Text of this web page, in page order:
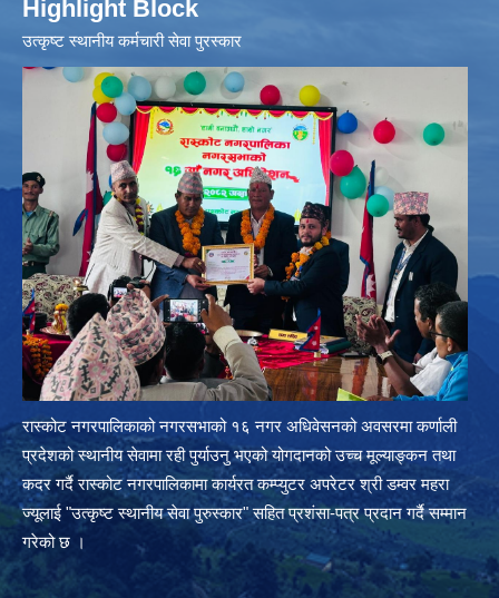
Highlight Block
उत्‍कृष्ट स्थानीय कर्मचारी सेवा पुरस्कार
रास्कोट नगरपालिकाको नगरसभाको १६ नगर अधिवेसनको अवसरमा कर्णाली
प्रदेशको स्थानीय सेवामा रही पुर्याउनु भएको योगदानको उच्च मूल्याङ्कन तथा
कदर गर्दै रास्कोट नगरपालिकामा कार्यरत कम्प्युटर अपरेटर श्री डम्वर महरा
ज्यूलाई "उत्कृष्ट स्थानीय सेवा पुरुस्कार" सहित प्रशंसा-पत्र प्रदान गर्दै सम्मान
गरेको छ ।